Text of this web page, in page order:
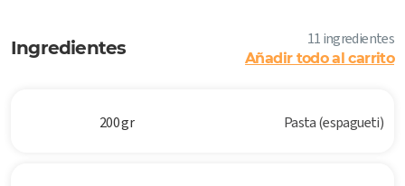
Ingredientes 11 ingredientes
Añadir todo al carrito
200 gr Pasta (espagueti)